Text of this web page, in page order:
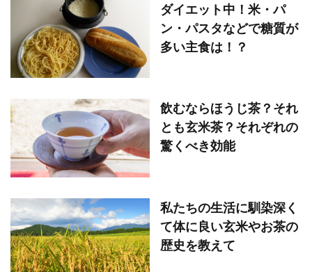
ダイエット中！米・パ
ン・パスタなどで糖質が
多い主食は！？
飲むならほうじ茶？それ
とも玄米茶？それぞれの
驚くべき効能
私たちの生活に馴染深く
て体に良い玄米やお茶の
歴史を教えて